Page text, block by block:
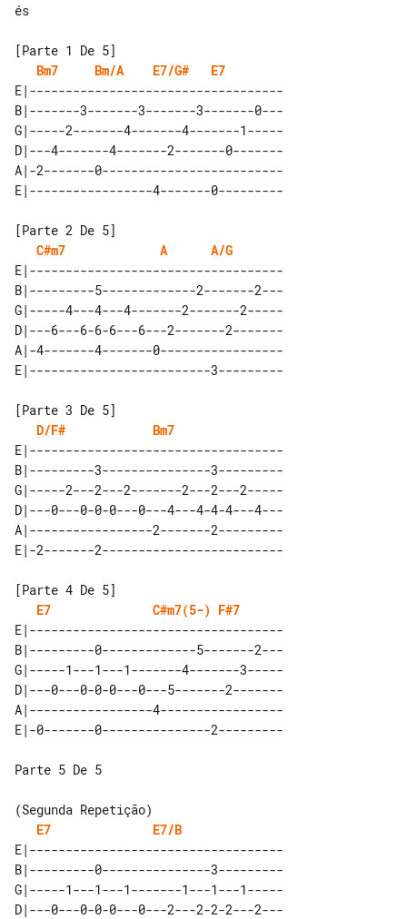
és
Bm7
Bm/A E7/G#
E7
E|-----------------------------------
B|-------3-------3-------3-------0---
G|-----2-------4-------4-------1-----
D|---4-------4-------2-------0-------
A|-2-------0-------------------------
C#m7
A
A/G
E|-----------------------------------
B|---------5-------------2-------2---
G|-----4---4---4-------2-------2-----
D|---6---6-6-6---6---2-------2-------
A|-4-------4-------0-----------------
D/F#
Bm7
E|-----------------------------------
B|---------3---------------3---------
G|-----2---2---2-------2---2---2-----
D|---0---0-0-0---0---4---4-4-4---4---
A|-----------------2-------2---------
E7
C#m7(5-) F#7
E|-----------------------------------
B|---------0-------------5-------2---
G|-----1---1---1-------4-------3-----
D|---0---0-0-0---0---5-------2-------
A|-----------------4-----------------
Parte 5 De 5
E7
E7/B
E|-----------------------------------
B|---------0---------------3---------
G|-----1---1---1-------1---1---1-----
D|---0---0-0-0---0---2---2-2-2---2---